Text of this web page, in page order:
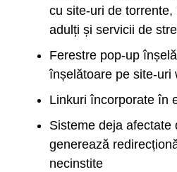
cu site-uri de torrente,
adulți și servicii de
Ferestre pop-up
înșelătoare pe site-uri
Linkuri încorporate în
Sisteme deja afectate
generează
necinstite